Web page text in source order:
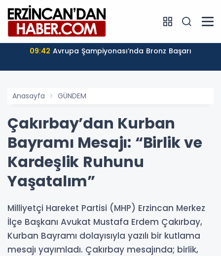
09:42 Avrupa Şampiyonası’nda Bronz Başarı
Anasayfa GÜNDEM
Çakırbay’dan Kurban
Bayramı Mesajı: “Birlik ve
Kardeşlik Ruhunu
Yaşatalım”
Milliyetçi Hareket Partisi (MHP) Erzincan Merkez
İlçe Başkanı Avukat Mustafa Erdem Çakırbay,
Kurban Bayramı dolayısıyla yazılı bir kutlama
mesajı yayımladı. Çakırbay mesajında; birlik,